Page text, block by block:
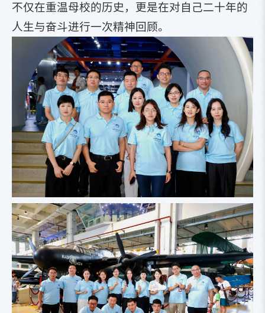
不仅在重温母校的历史，更是在对自己二十年的
人生与奋斗进行一次精神回顾。